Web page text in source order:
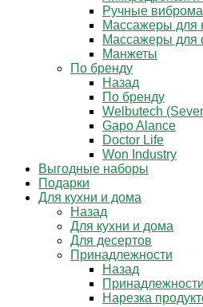
Ручные
Массажеры для
Массажеры для
Манжеты
По бренду
Назад
По бренду
Welbutech
Gapo Alance
Doctor Life
Won Industry
Выгодные наборы
Подарки
Для кухни и дома
Назад
Для кухни и дома
Для десертов
Принадлежности
Назад
Принадлежности
Нарезка